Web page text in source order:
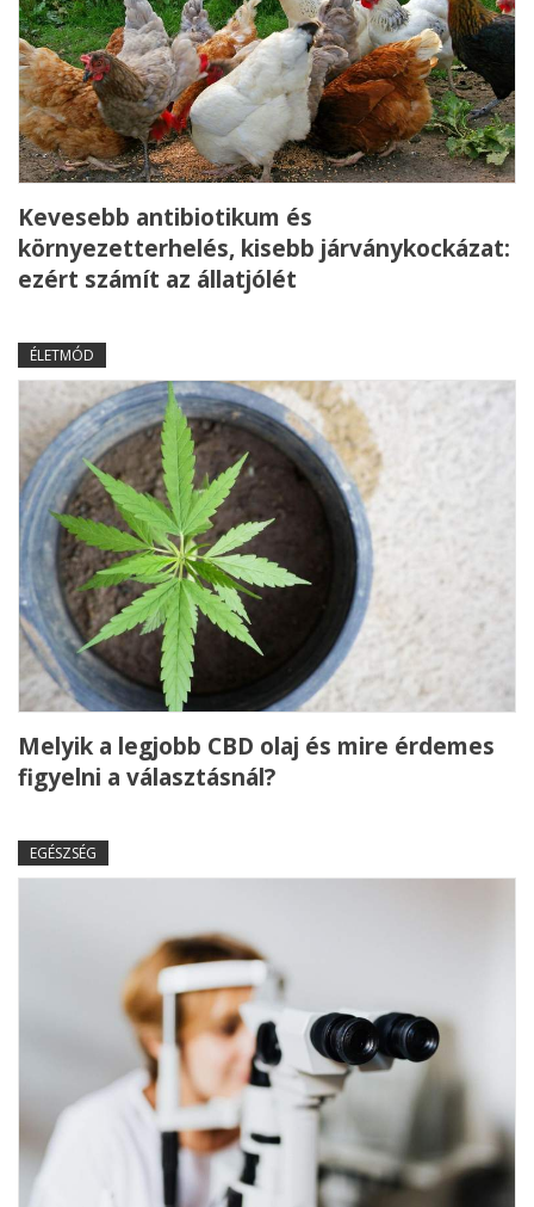
Kevesebb antibiotikum és
környezetterhelés, kisebb járványkockázat:
ezért számít az állatjólét
ÉLETMÓD
Melyik a legjobb CBD olaj és mire érdemes
figyelni a választásnál?
EGÉSZSÉG